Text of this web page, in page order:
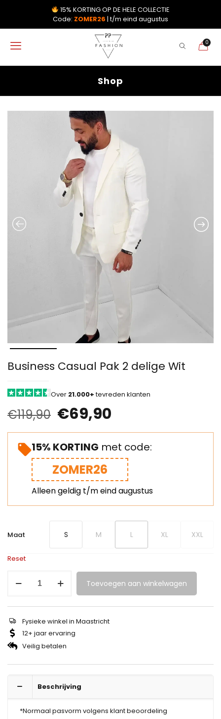
15% KORTING OP DE HELE COLLECTIE
Code: ZOMER26 | t/m eind augustus
0
Shop
Business Casual Pak 2 delige Wit
Over 21.000+tevreden klanten
€119,90 €69,90
15% KORTING met code:
ZOMER26
Alleen geldig t/m eind augustus
Maat S M L XL XXL
Reset
Toevoegen aan winkelwagen
Fysieke winkel in Maastricht
12+ jaar ervaring
Veilig betalen
Beschrijving
*Normaal pasvorm volgens klant beoordeling